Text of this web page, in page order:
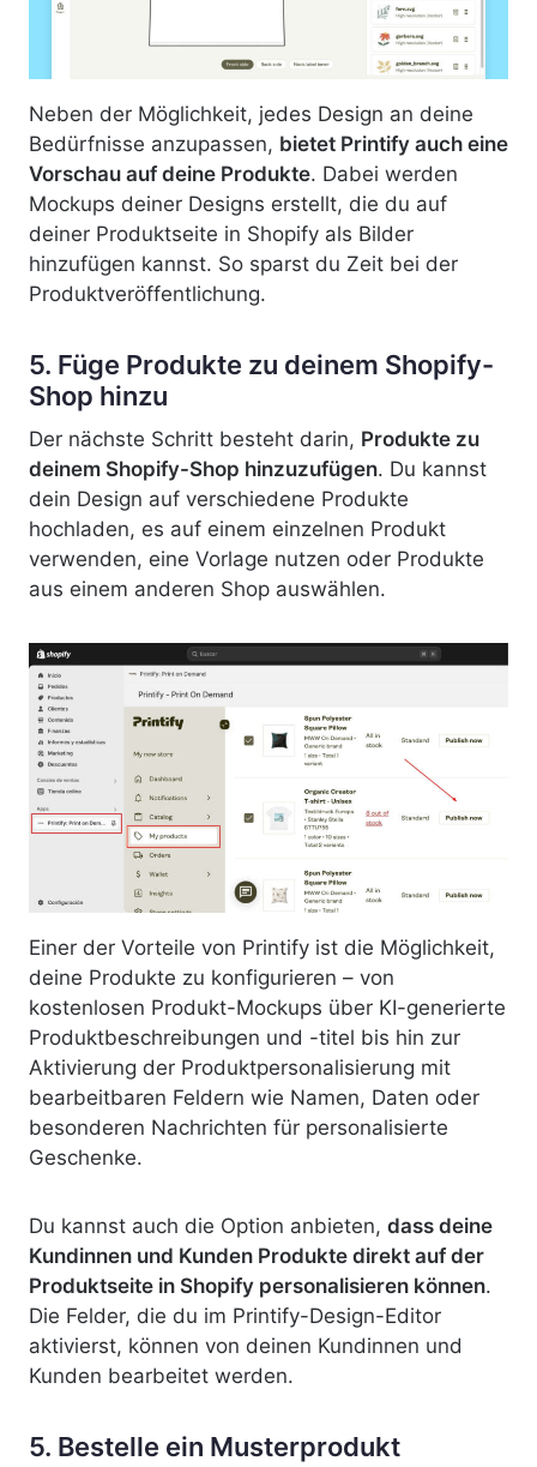
Neben der Möglichkeit, jedes Design an deine
Bedürfnisse anzupassen, bietet Printify auch eine
Vorschau auf deine Produkte. Dabei werden
Mockups deiner Designs erstellt, die du auf
deiner Produktseite in Shopify als Bilder
hinzufügen kannst. So sparst du Zeit bei der
Produktveröffentlichung.
5. Füge Produkte zu deinem Shopify-
Shop hinzu
Der nächste Schritt besteht darin, Produkte zu
deinem Shopify-Shop hinzuzufügen. Du kannst
dein Design auf verschiedene Produkte
hochladen, es auf einem einzelnen Produkt
verwenden, eine Vorlage nutzen oder Produkte
aus einem anderen Shop auswählen.
Einer der Vorteile von Printify ist die Möglichkeit,
deine Produkte zu konfigurieren – von
kostenlosen Produkt-Mockups über KI-generierte
Produktbeschreibungen und -titel bis hin zur
Aktivierung der Produktpersonalisierung mit
bearbeitbaren Feldern wie Namen, Daten oder
besonderen Nachrichten für personalisierte
Geschenke.
Du kannst auch die Option anbieten, dass deine
Kundinnen und Kunden Produkte direkt auf der
Produktseite in Shopify personalisieren können.
Die Felder, die du im Printify-Design-Editor
aktivierst, können von deinen Kundinnen und
Kunden bearbeitet werden.
5. Bestelle ein Musterprodukt